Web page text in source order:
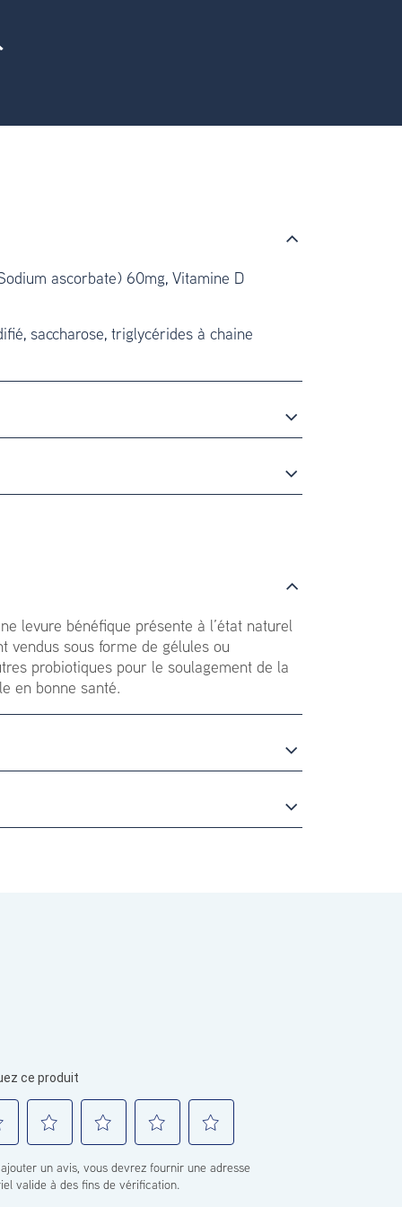
ascorbate) 60mg, Vitamine D
saccharose, triglycérides à chaine
levure bénéfique présente à l’état naturel
vendus sous forme de gélules ou
probiotiques pour le soulagement de la
en bonne santé.